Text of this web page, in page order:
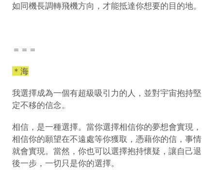
如同機長調轉飛機方向，才能抵達你想要的目的地。
＝＝＝
＊海
我選擇成為一個有超級吸引力的人，並對宇宙抱持堅
定不移的信念。
相信，是一種選擇。當你選擇相信你的夢想會實現，
相信你的願望在不遠處等你獲取，憑藉你的信，事情
就會實現。當然，你也可以選擇抱持懷疑，讓自己退
後一步，一切只是你的選擇。